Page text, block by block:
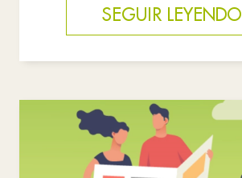
SEGUIR LEYENDO